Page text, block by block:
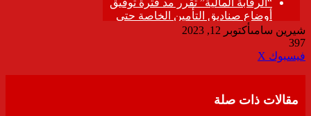
شيرين سامىأكتوبر 12, 2023
397
فيسبوك ‫X
مقالات ذات صلة